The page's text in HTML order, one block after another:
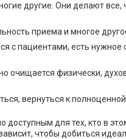
другие. Они делают все,
приема и многое
с пациентами, есть
очищается физически,
вернуться к
для тех, кто в
чтобы добиться